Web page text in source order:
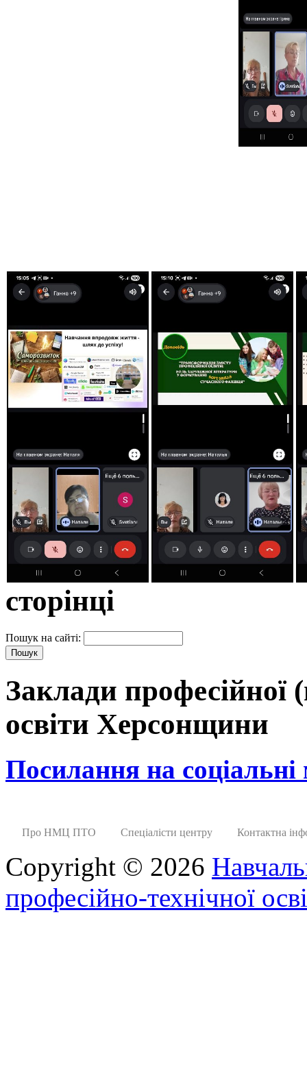
сторінці
Пошук на сайті:
Заклади професійної
освіти Херсонщини
Посилання на соціальні
Про НМЦ ПТО Спеціалісти центру Контактна
Copyright © 2026
професійно-технічної